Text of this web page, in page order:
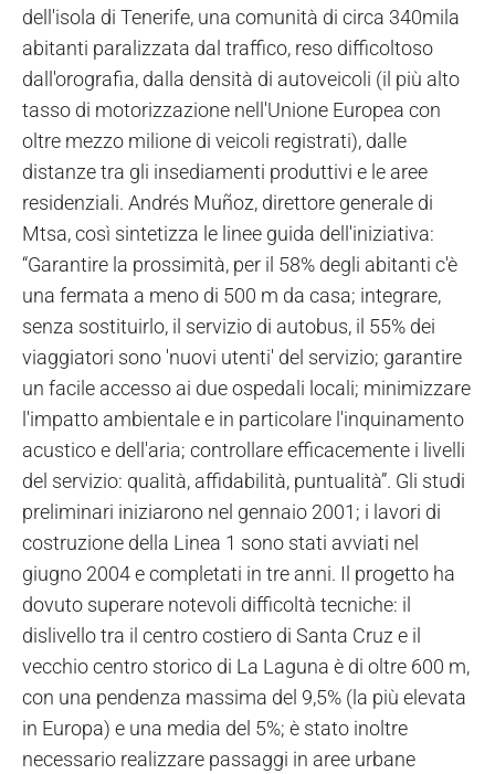
dell'isola di Tenerife, una comunità di circa 340mila
abitanti paralizzata dal traffico, reso difficoltoso
dall'orografia, dalla densità di autoveicoli (il più alto
tasso di motorizzazione nell'Unione Europea con
oltre mezzo milione di veicoli registrati), dalle
distanze tra gli insediamenti produttivi e le aree
residenziali. Andrés Muñoz, direttore generale di
Mtsa, così sintetizza le linee guida dell'iniziativa:
“Garantire la prossimità, per il 58% degli abitanti c'è
una fermata a meno di 500 m da casa; integrare,
senza sostituirlo, il servizio di autobus, il 55% dei
viaggiatori sono 'nuovi utenti' del servizio; garantire
un facile accesso ai due ospedali locali; minimizzare
l'impatto ambientale e in particolare l'inquinamento
acustico e dell'aria; controllare efficacemente i livelli
del servizio: qualità, affidabilità, puntualità”. Gli studi
preliminari iniziarono nel gennaio 2001; i lavori di
costruzione della Linea 1 sono stati avviati nel
giugno 2004 e completati in tre anni. Il progetto ha
dovuto superare notevoli difficoltà tecniche: il
dislivello tra il centro costiero di Santa Cruz e il
vecchio centro storico di La Laguna è di oltre 600 m,
con una pendenza massima del 9,5% (la più elevata
in Europa) e una media del 5%; è stato inoltre
necessario realizzare passaggi in aree urbane